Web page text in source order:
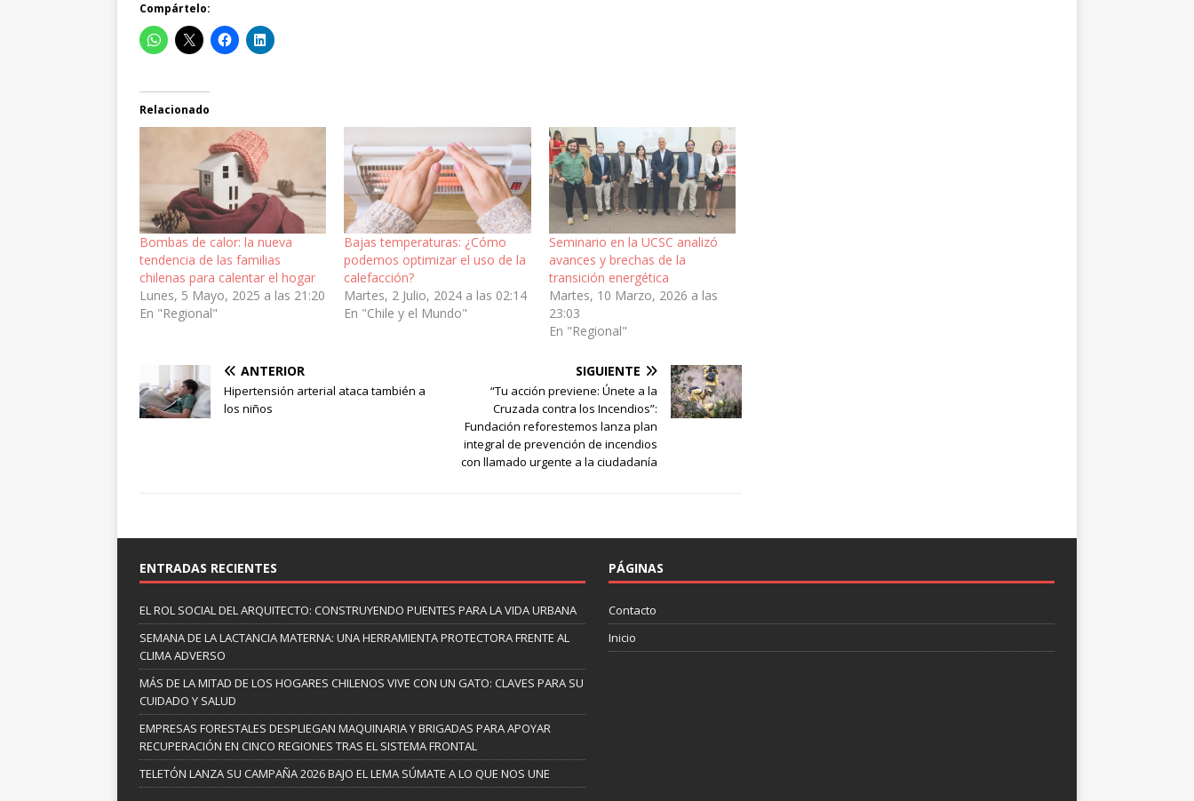
Compártelo:
Relacionado
Bombas de calor: la nueva
tendencia de las familias
chilenas para calentar el hogar
Lunes, 5 Mayo, 2025 a las 21:20
En "Regional"
Bajas temperaturas: ¿Cómo
podemos optimizar el uso de la
calefacción?
Martes, 2 Julio, 2024 a las 02:14
En "Chile y el Mundo"
Seminario en la UCSC analizó
avances y brechas de la
transición energética
Martes, 10 Marzo, 2026 a las
23:03
En "Regional"
ANTERIOR
Hipertensión arterial ataca también a
los niños
SIGUIENTE
“Tu acción previene: Únete a la
Cruzada contra los Incendios”:
Fundación reforestemos lanza plan
integral de prevención de incendios
con llamado urgente a la ciudadanía
ENTRADAS RECIENTES
EL ROL SOCIAL DEL ARQUITECTO: CONSTRUYENDO PUENTES PARA LA VIDA URBANA
SEMANA DE LA LACTANCIA MATERNA: UNA HERRAMIENTA PROTECTORA FRENTE AL
CLIMA ADVERSO
MÁS DE LA MITAD DE LOS HOGARES CHILENOS VIVE CON UN GATO: CLAVES PARA SU
CUIDADO Y SALUD
EMPRESAS FORESTALES DESPLIEGAN MAQUINARIA Y BRIGADAS PARA APOYAR
RECUPERACIÓN EN CINCO REGIONES TRAS EL SISTEMA FRONTAL
TELETÓN LANZA SU CAMPAÑA 2026 BAJO EL LEMA SÚMATE A LO QUE NOS UNE
PÁGINAS
Contacto
Inicio